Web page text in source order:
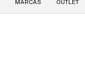
MARCAS OUTLET